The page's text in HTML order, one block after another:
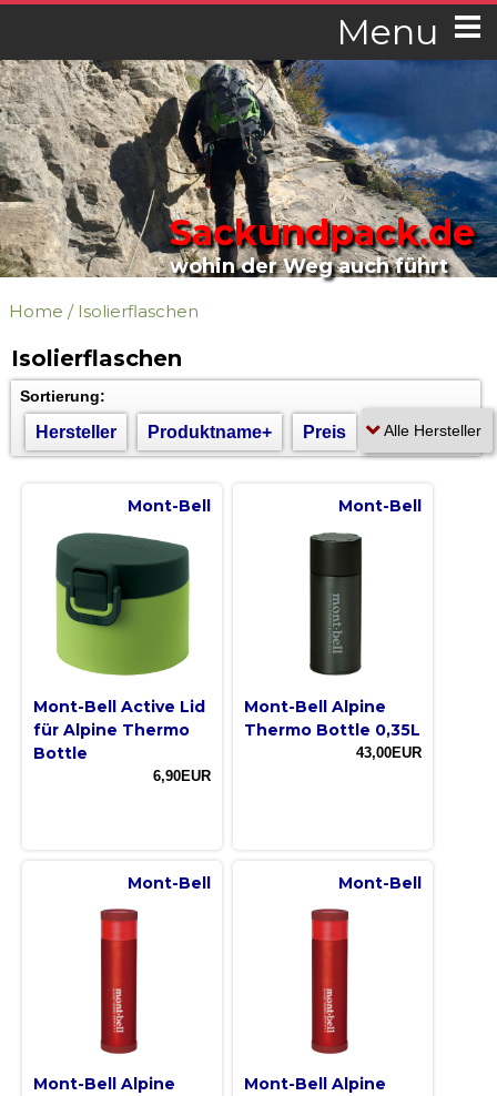
Menu
Sackundpack.de
wohin der Weg auch führt
Home / Isolierflaschen
Isolierflaschen
Sortierung:
Hersteller Produktname+ Preis
Mont-Bell
Mont-Bell Active Lid
für Alpine Thermo
Bottle
6,90EUR
Mont-Bell
Mont-Bell Alpine
Thermo Bottle 0,35L
43,00EUR
Mont-Bell
Mont-Bell Alpine
Mont-Bell
Mont-Bell Alpine